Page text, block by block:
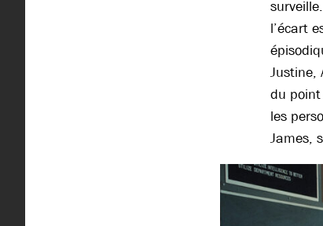
l’écart
Justine,
du
les
James,